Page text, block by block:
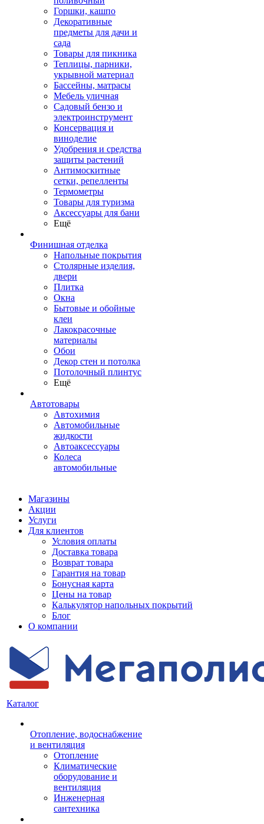
Горшки, кашпо
Декоративные
предметы для дачи и
сада
Товары для пикника
Теплицы, парники,
укрывной материал
Бассейны, матрасы
Мебель уличная
Садовый бензо и
электроинструмент
Консервация и
виноделие
Удобрения и средства
защиты растений
Антимоскитные
сетки, репелленты
Термометры
Товары для туризма
Аксессуары для бани
Ещё
Финишная отделка
Напольные покрытия
Столярные изделия,
двери
Плитка
Окна
Бытовые и обойные
клеи
Лакокрасочные
материалы
Обои
Декор стен и потолка
Потолочный плинтус
Ещё
Автотовары
Автохимия
Автомобильные
жидкости
Автоаксессуары
Колеса
автомобильные
Магазины
Акции
Услуги
Для клиентов
Условия оплаты
Доставка товара
Возврат товара
Гарантия на товар
Бонусная карта
Цены на товар
Калькулятор напольных покрытий
Блог
О компании
Каталог
Отопление, водоснабжение
и вентиляция
Отопление
Климатические
оборудование и
вентиляция
Инженерная
сантехника